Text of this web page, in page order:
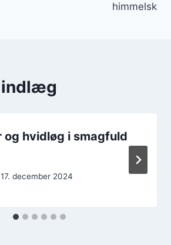
himmelsk
indlæg
og hvidløg i smagfuld
17. december 2024